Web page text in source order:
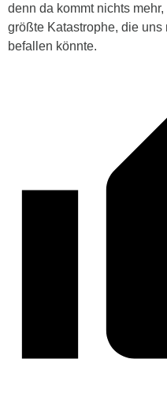
denn da kommt nichts
größte Katastrophe, die
befallen könnte.